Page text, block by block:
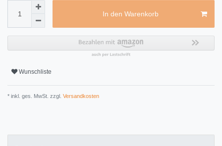
In den Warenkorb
Wunschliste
* inkl. ges. MwSt. zzgl. Versandkosten